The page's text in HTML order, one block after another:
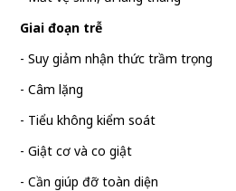
Giai đoạn trễ
- Suy giảm nhận thức trầm trọng
- Câm lặng
- Tiểu không kiểm soát
- Giật cơ và co giật
- Cần giúp đỡ toàn diện